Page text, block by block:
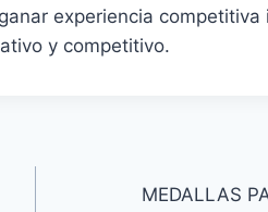
experiencia
y competitivo.
MEDALLAS